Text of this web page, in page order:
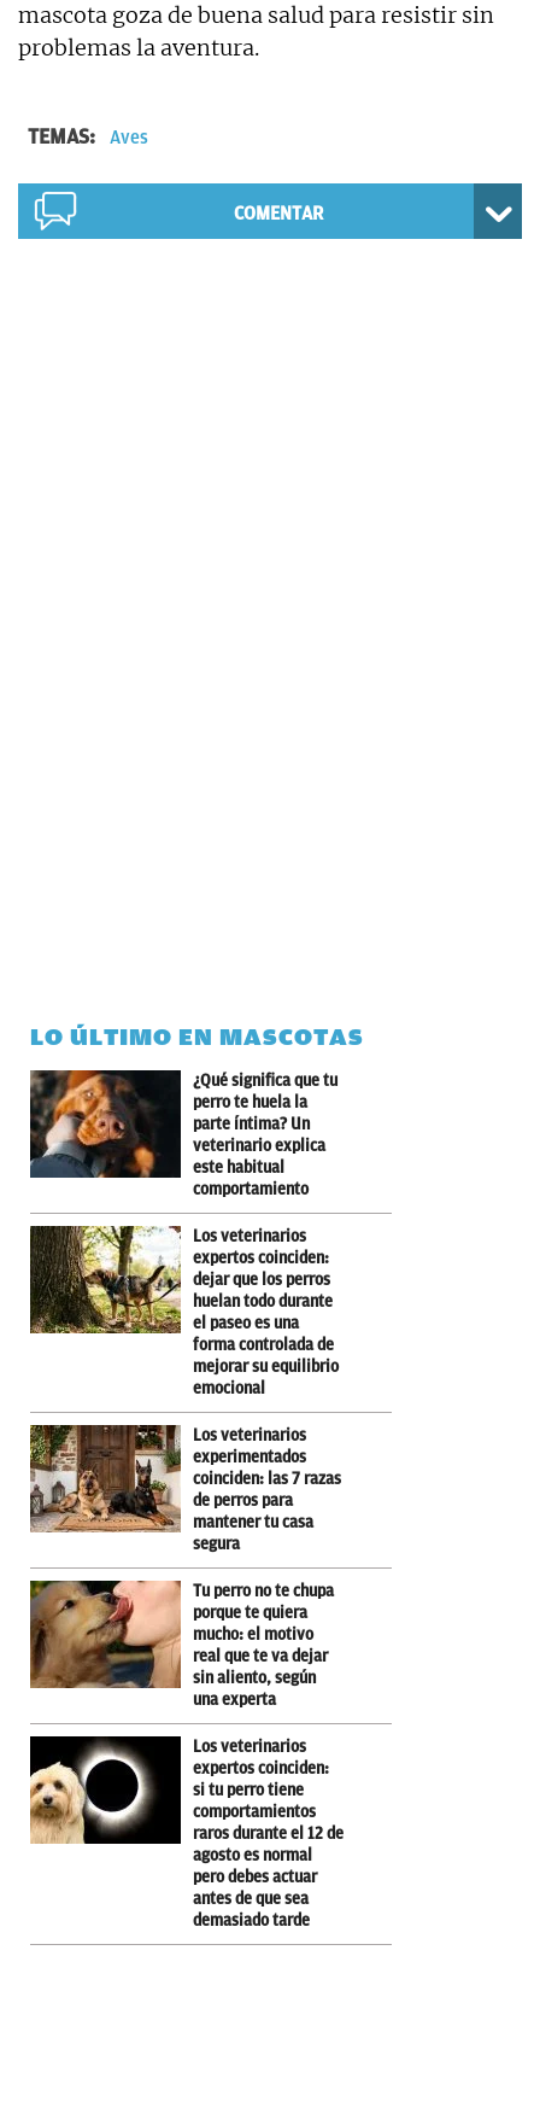
mascota goza de buena salud para resistir sin
problemas la aventura.
TEMAS: Aves
COMENTAR
LO ÚLTIMO EN MASCOTAS
¿Qué significa que tu
perro te huela la
parte íntima? Un
veterinario explica
este habitual
comportamiento
Los veterinarios
expertos coinciden:
dejar que los perros
huelan todo durante
el paseo es una
forma controlada de
mejorar su equilibrio
emocional
Los veterinarios
experimentados
coinciden: las 7 razas
de perros para
mantener tu casa
segura
Tu perro no te chupa
porque te quiera
mucho: el motivo
real que te va dejar
sin aliento, según
una experta
Los veterinarios
expertos coinciden:
si tu perro tiene
comportamientos
raros durante el 12 de
agosto es normal
pero debes actuar
antes de que sea
demasiado tarde